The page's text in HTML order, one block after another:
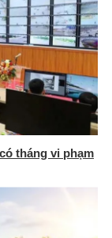
tháng vi phạm